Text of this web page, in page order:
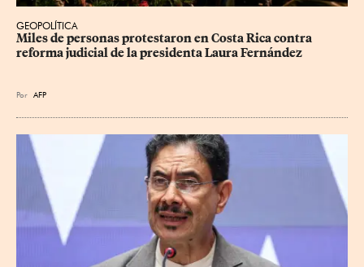
GEOPOLÍTICA
Miles de personas protestaron en Costa Rica contra
reforma judicial de la presidenta Laura Fernández
Por AFP